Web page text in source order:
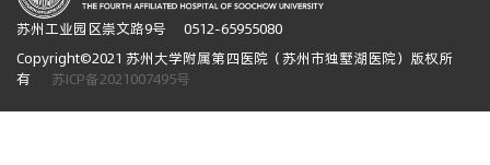
苏州工业园区崇文路9号
0512-65955080
Copyright©2021 苏州大学附属第四医院（苏州市独墅湖医院）版权所
有
苏ICP备2021007495号